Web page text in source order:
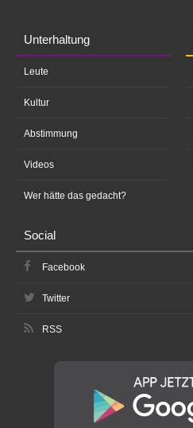
Unterhaltung
Leute
Kultur
Abstimmung
Videos
Wer hätte das gedacht?
Social
Facebook
Twitter
RSS